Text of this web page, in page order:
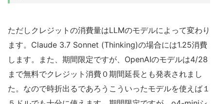
ただしクレジットの消費量はLLMのモデルによって変わり
ます。Claude 3.7 Sonnet (Thinking)の場合には1.25消費
します。また、期間限定ですが、OpenAIのモデルは4/28
まで無料でクレジット消費０期間延長とも発表されまし
た。なので時折出るであろうこういったモデルを使えば１